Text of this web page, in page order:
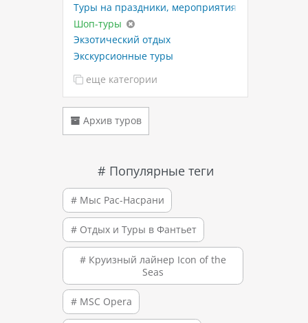
Туры на праздники, мероприятия
Шоп-туры
Экзотический отдых
Экскурсионные туры
еще категории
Архив туров
# Популярные теги
# Мыс Рас-Насрани
# Отдых и Туры в Фантьет
# Круизный лайнер Icon of the
Seas
# MSC Opera